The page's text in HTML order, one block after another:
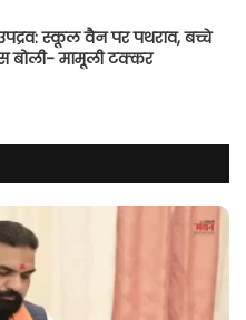
स्कूल वैन पर पथराव, बच्चे
बोली- मामूली टक्कर